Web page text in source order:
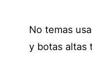
No temas
y botas altas